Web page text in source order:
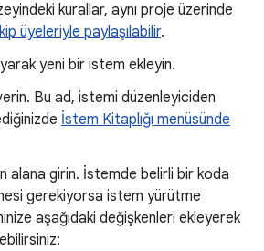
kurallar, aynı proje üzerinde
üyeleriyle paylaşılabilir.
yeni bir istem ekleyin.
Bu ad, istemi düzenleyiciden
İstem Kitaplığı menüsünde
alana girin. İstemde belirli bir koda
gerekiyorsa istem yürütme
aşağıdaki değişkenleri ekleyerek